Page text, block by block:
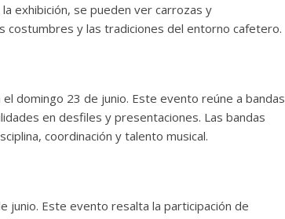
exhibición, se pueden ver carrozas y
costumbres y las tradiciones del entorno cafetero.
domingo 23 de junio. Este evento reúne a bandas
en desfiles y presentaciones. Las bandas
coordinación y talento musical.
junio. Este evento resalta la participación de